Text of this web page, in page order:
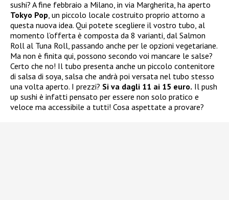
sushi? A fine febbraio a Milano, in via Margherita, ha aperto
Tokyo Pop , un piccolo locale costruito proprio attorno a
questa nuova idea. Qui potete scegliere il vostro tubo, al
momento l’offerta è composta da 8 varianti, dal Salmon
Roll al Tuna Roll, passando anche per le opzioni vegetariane.
Ma non è finita qui, possono secondo voi mancare le salse?
Certo che no! Il tubo presenta anche un piccolo contenitore
di salsa di soya, salsa che andrà poi versata nel tubo stesso
una volta aperto. I prezzi? Si va dagli 11 ai 15 euro. Il push
up sushi è infatti pensato per essere non solo pratico e
veloce ma accessibile a tutti! Cosa aspettate a provare?